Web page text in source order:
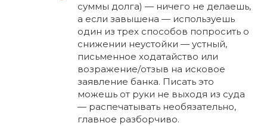
суммы долга) — ничего не делаешь,
а если завышена — используешь
один из трех способов попросить о
снижении неустойки — устный,
письменное ходатайство или
возражение/отзыв на исковое
заявление банка. Писать это
можешь от руки не выходя из суда
— распечатывать необязательно,
главное разборчиво.